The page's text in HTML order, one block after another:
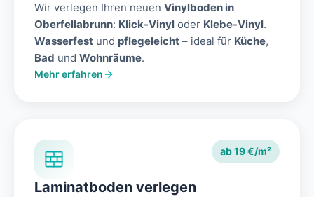
Wir verlegen Ihren neuen Vinylboden in
Oberfellabrunn: Klick-Vinyl oder Klebe-Vinyl.
Wasserfest und pflegeleicht – ideal für Küche,
Bad und Wohnräume.
Mehr erfahren
ab 19 €/m²
Laminatboden verlegen